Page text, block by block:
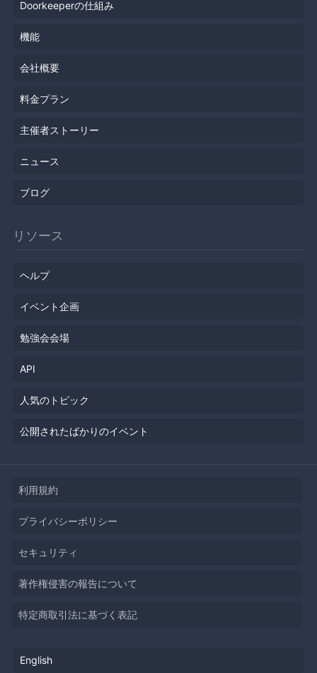
Doorkeeperの仕組み
機能
会社概要
料金プラン
主催者ストーリー
ニュース
ブログ
リソース
ヘルプ
イベント企画
勉強会会場
API
人気のトピック
公開されたばかりのイベント
利用規約
プライバシーポリシー
セキュリティ
著作権侵害の報告について
特定商取引法に基づく表記
English